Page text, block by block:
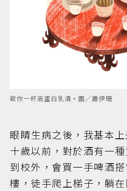
敬你一杯高蛋白乳清。圖／蕭伊珊
眼睛生病之後，我基本
十歲以前，對於酒有一
到校外，會買一手啤酒
樓，徒手爬上梯子，躺